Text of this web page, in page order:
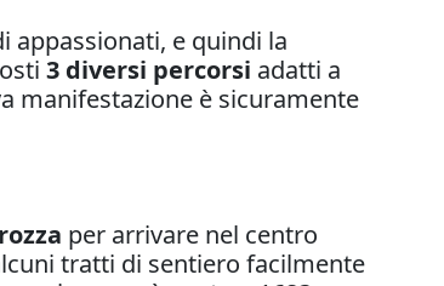
appassionati, e quindi la
3 diversi percorsi adatti a
manifestazione è sicuramente
per arrivare nel centro
tratti di sentiero facilmente